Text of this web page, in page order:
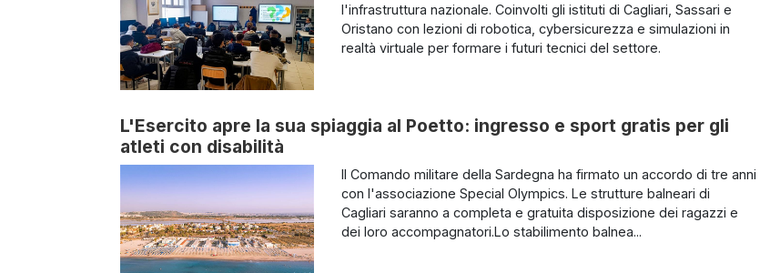
l'infrastruttura nazionale. Coinvolti gli istituti di Cagliari, Sassari e
Oristano con lezioni di robotica, cybersicurezza e simulazioni in
realtà virtuale per formare i futuri tecnici del settore.
L'Esercito apre la sua spiaggia al Poetto: ingresso e sport gratis per gli
atleti con disabilità
Il Comando militare della Sardegna ha firmato un accordo di tre anni
con l'associazione Special Olympics. Le strutture balneari di
Cagliari saranno a completa e gratuita disposizione dei ragazzi e
dei loro accompagnatori.Lo stabilimento balnea...